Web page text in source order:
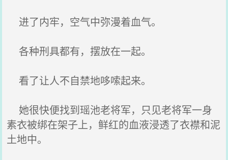
进了内牢，空气中弥漫着血气。
各种刑具都有，摆放在一起。
看了让人不自禁地哆嗦起来。
她很快便找到瑶池老将军，只见老将军一身
素衣被绑在架子上，鲜红的血液浸透了衣襟和泥
土地中。